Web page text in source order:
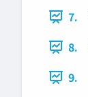
7.
8.
9.